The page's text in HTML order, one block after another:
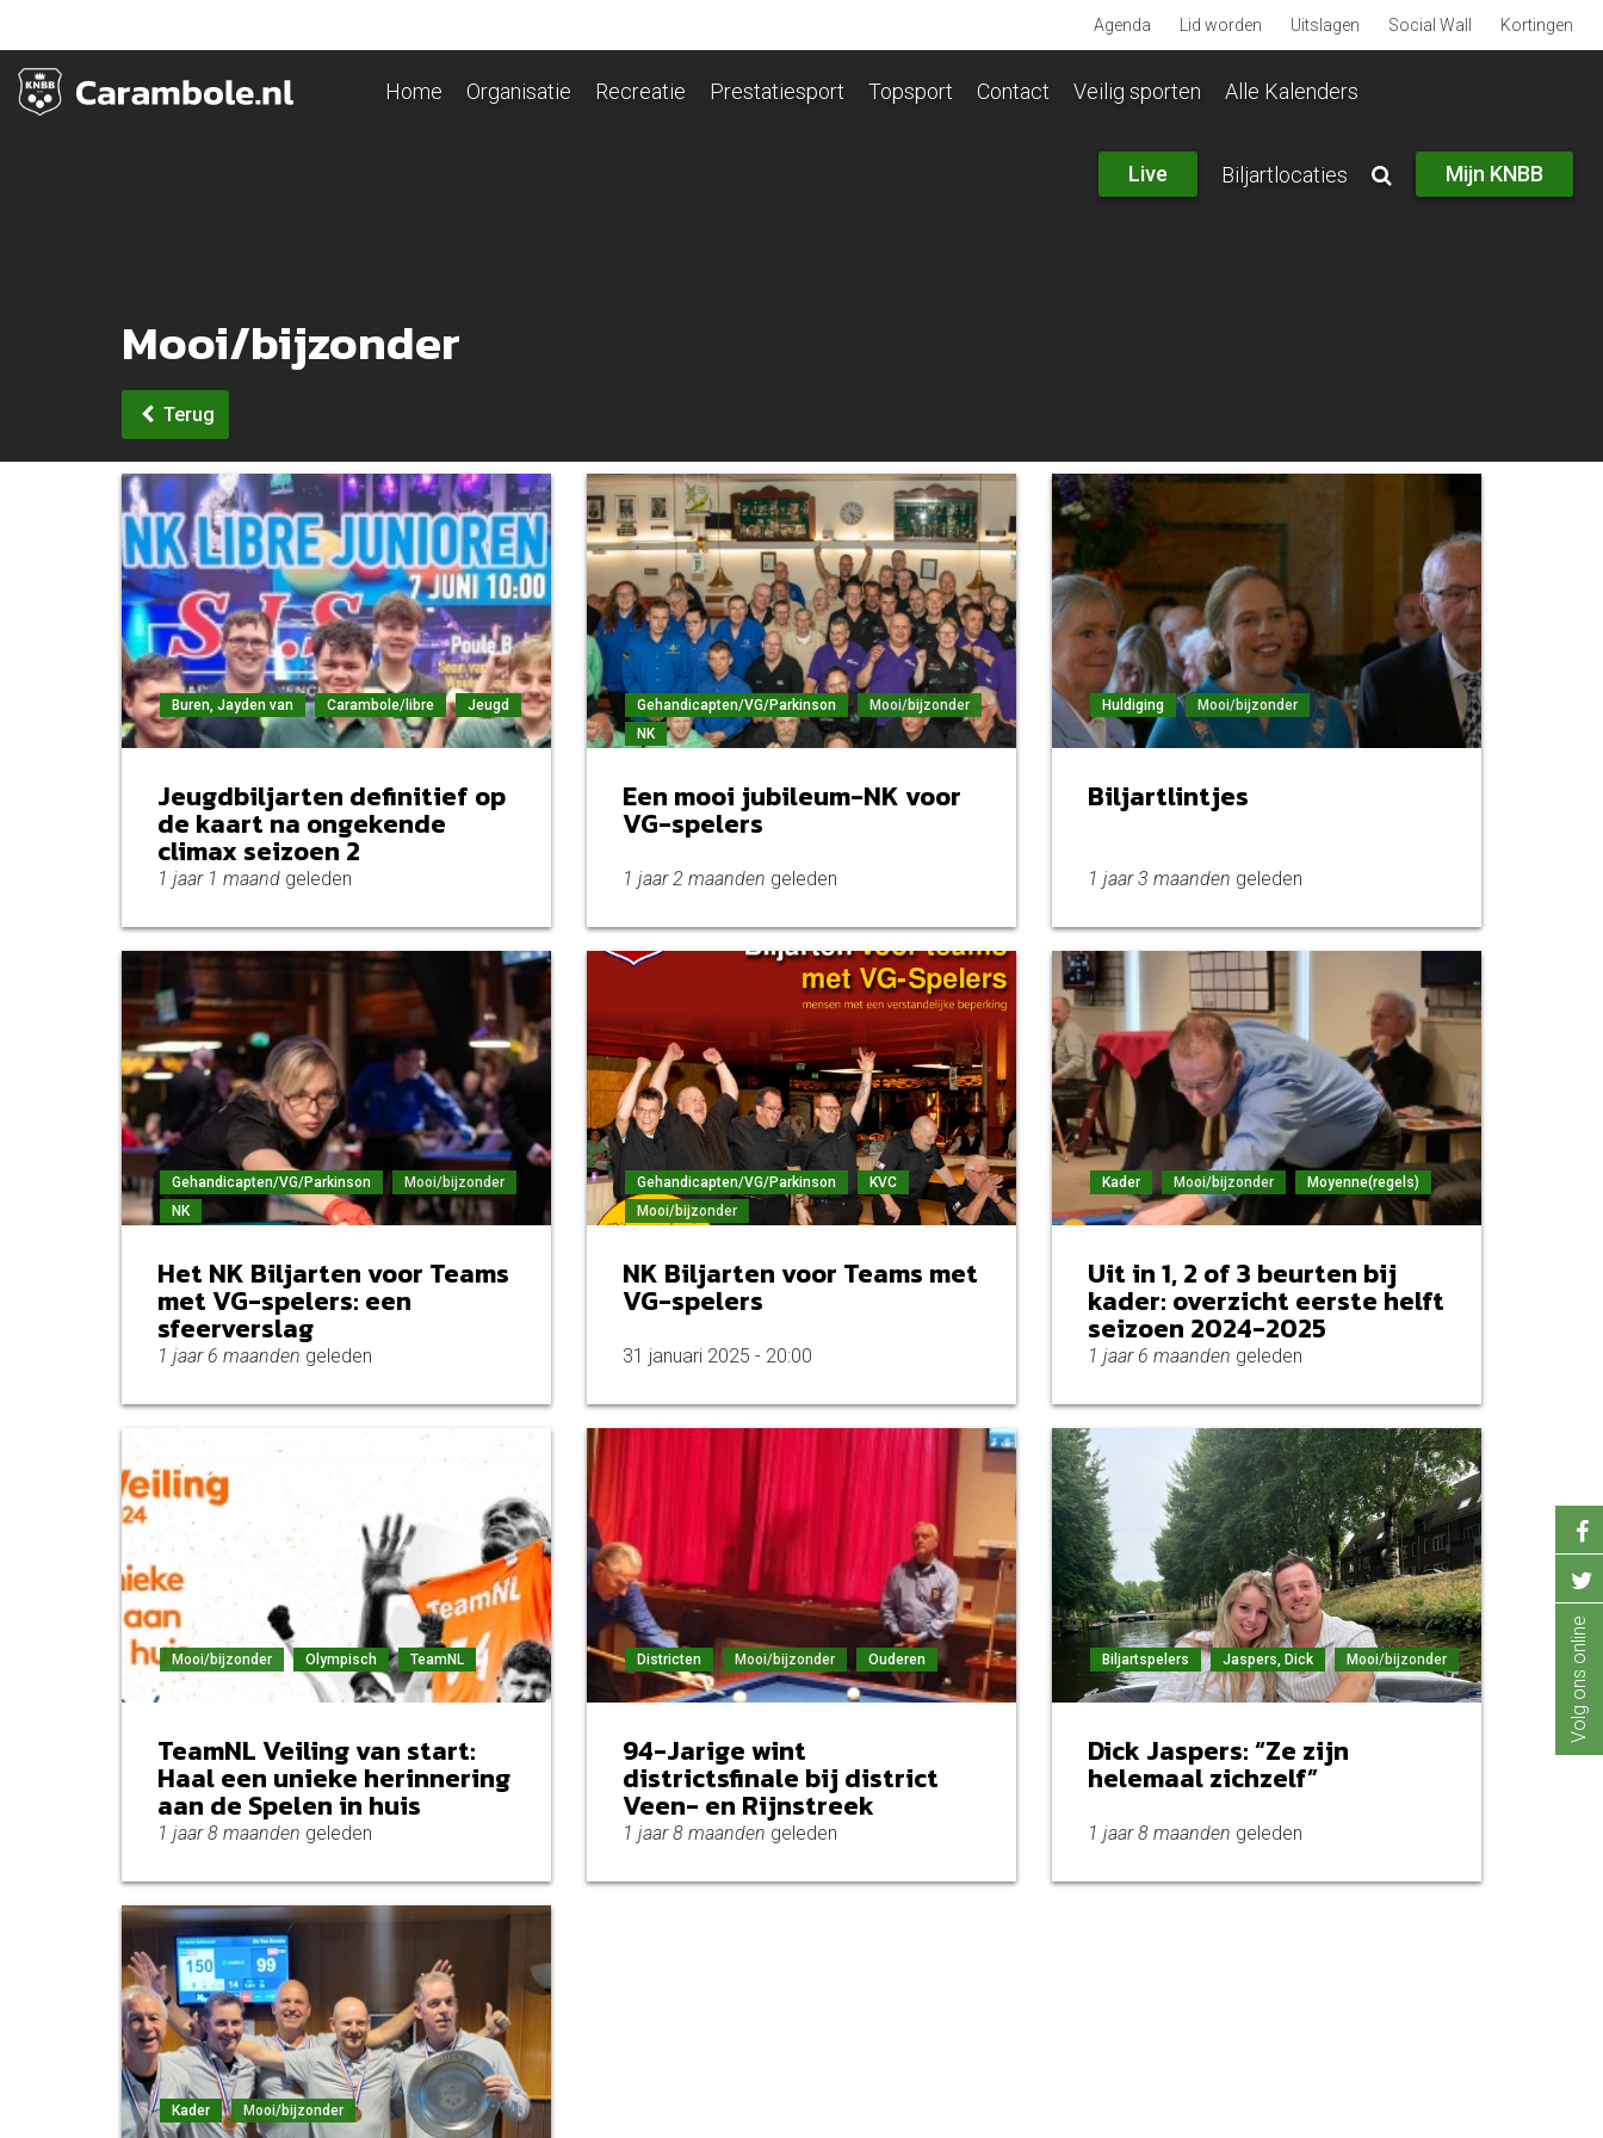
Agenda Lid worden Uitslagen Social Wall Kortingen
Home Organisatie Recreatie Prestatiesport Topsport Contact Veilig sporten Alle Kalenders
Live Biljartlocaties Mijn KNBB
Mooi/bijzonder
Terug
Buren, Jayden van Carambole/libre Jeugd
Jeugdbiljarten definitief op
de kaart na ongekende
climax seizoen 2
1 jaar 1 maand geleden
Gehandicapten/VG/Parkinson
Mooi/bijzonder
NK
Een mooi jubileum-NK voor
VG-spelers
1 jaar 2 maanden geleden
Huldiging Mooi/bijzonder
Biljartlintjes
1 jaar 3 maanden geleden
Gehandicapten/VG/Parkinson
Mooi/bijzonder
NK
Het NK Biljarten voor Teams
met VG-spelers: een
sfeerverslag
1 jaar 6 maanden geleden
Gehandicapten/VG/Parkinson
KVC
Mooi/bijzonder
NK Biljarten voor Teams met
VG-spelers
31 januari 2025 - 20:00
Kader Mooi/bijzonder Moyenne(regels)
Uit in 1, 2 of 3 beurten bij
kader: overzicht eerste helft
seizoen 2024-2025
1 jaar 6 maanden geleden
Mooi/bijzonder Olympisch TeamNL
TeamNL Veiling van start:
Haal een unieke herinnering
aan de Spelen in huis
1 jaar 8 maanden geleden
Districten Mooi/bijzonder Ouderen
94-Jarige wint
districtsfinale bij district
Veen- en Rijnstreek
1 jaar 8 maanden geleden
Biljartspelers Jaspers, Dick Mooi/bijzonder
Dick Jaspers: “Ze zijn
helemaal zichzelf”
1 jaar 8 maanden geleden
Kader Mooi/bijzonder
Volg ons online